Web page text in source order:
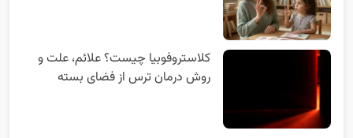
کلاستروفوبیا چیست؟ علائم، علت و
روش درمان ترس از فضای بسته